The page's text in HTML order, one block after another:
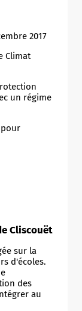
2017
Climat
un régime
pour
Cliscouët
sur la
d'écoles.
des
au